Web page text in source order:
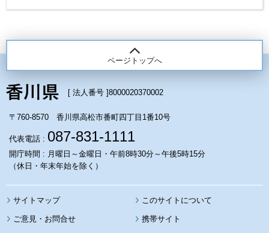
ページトップへ
[ 法人番号 ]8000020370002
〒760-8570 香川県高松市番町四丁目1番10号
代表電話 : 087-831-1111
開庁時間 : 月曜日～金曜日・午前8時30分～午後5時15分
（休日・年末年始を除く）
サイトマップ このサイトについて
携帯サイト